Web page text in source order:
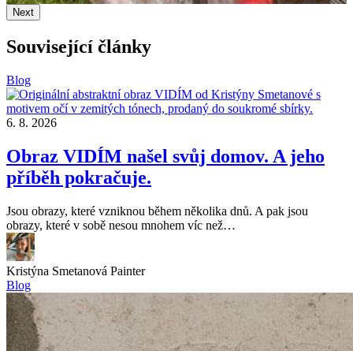
Next
Související články
Blog
6. 8. 2026
Obraz VIDÍM našel svůj domov. A jeho
příběh pokračuje.
Jsou obrazy, které vzniknou během několika dnů. A pak jsou
obrazy, které v sobě nesou mnohem víc než…
Kristýna Smetanová Painter
Blog